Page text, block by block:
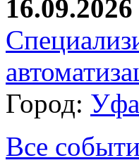
16.09.2026
Город: Уфа
Все